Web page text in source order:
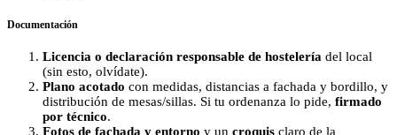
Documentación
Licencia o declaración responsable de hostelería del local
(sin esto, olvídate).
Plano acotado con medidas, distancias a fachada y bordillo, y
distribución de mesas/sillas. Si tu ordenanza lo pide, firmado
por técnico.
Fotos de fachada y entorno y un croquis claro de la